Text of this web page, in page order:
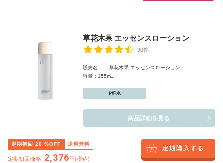
草花木果 エッセンスローション
90件
販売名 : 草花木果 エッセンスローション
容量：155mL
化粧水
商品詳細を見る
定期初回 20 %OFF 送料無料
定期初回価格: 2,376円(税込)
定期購入する